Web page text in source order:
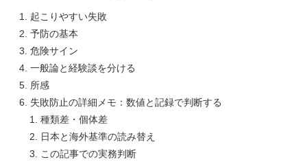
起こりやすい失敗
予防の基本
危険サイン
一般論と経験談を分ける
所感
失敗防止の詳細メモ：数値と記録で判断する
種類差・個体差
日本と海外基準の読み替え
この記事での実務判断